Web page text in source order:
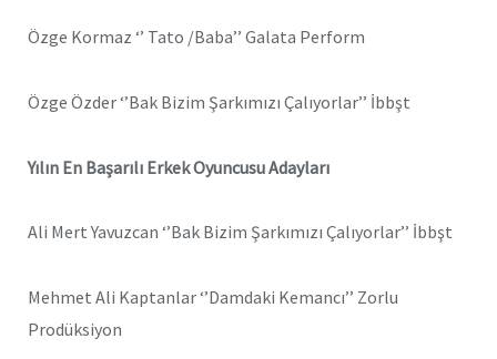
Özge Kormaz ‘’ Tato /Baba’’ Galata Perform
Özge Özder ‘’Bak Bizim Şarkımızı Çalıyorlar’’ İbbşt
Yılın En Başarılı Erkek Oyuncusu Adayları
Ali Mert Yavuzcan ‘’Bak Bizim Şarkımızı Çalıyorlar’’ İbbşt
Mehmet Ali Kaptanlar ‘’Damdaki Kemancı’’ Zorlu
Prodüksiyon